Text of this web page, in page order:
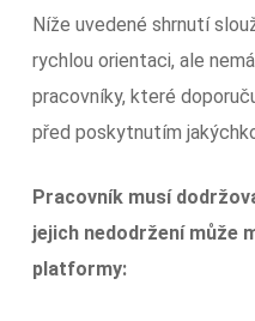
Níže uvedené shrnutí
rychlou orientaci, ale
pracovníky, které
před poskytnutím
Pracovník musí
jejich nedodržení může
platformy: